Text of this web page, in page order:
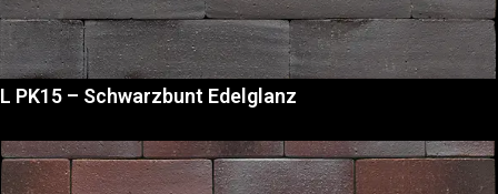
L PK15 – Schwarzbunt Edelglanz